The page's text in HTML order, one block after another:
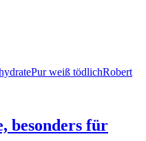
Pur weiß tödlichRobert
besonders für